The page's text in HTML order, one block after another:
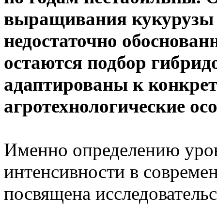
выращивания кукурузы
недостаточно
остаются подбор
адаптированы к
агротехнологические
Именно определению
интенсивности в
посвящена